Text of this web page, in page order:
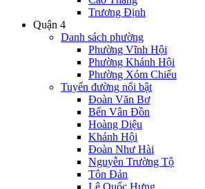
Trương Định
Quận 4
Danh sách phường
Phường Vĩnh Hội
Phường Khánh Hội
Phường Xóm Chiếu
Tuyến đường nổi bật
Đoàn Văn Bơ
Bến Vân Đồn
Hoàng Diệu
Khánh Hội
Đoàn Như Hài
Nguyễn Trường Tộ
Tôn Đản
Lê Quốc Hưng